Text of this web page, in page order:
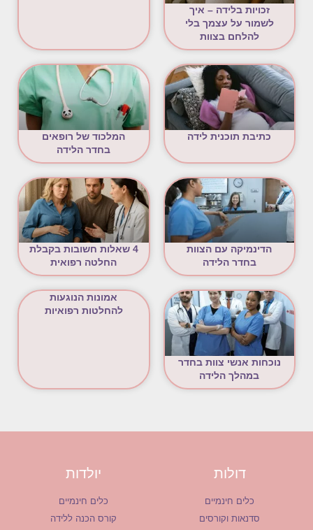
זכויות בלידה – איך
לשמור על עצמך בלי
להלחם בצוות
כתיבת תוכנית לידה
המלכוד של רופאים
בחדר הלידה
הדינמיקה עם הצוות
בחדר הלידה
4 שאלות חשובות בקבלת
החלטה רפואית
נוכחות אנשי צוות בחדר
במהלך הלידה
אמונות הנוגעות
להחלטות רפואיות
דולות
כלים חינמיים
סדנאות וקורסים
יולדות
כלים חינמיים
קורס הכנה ללידה